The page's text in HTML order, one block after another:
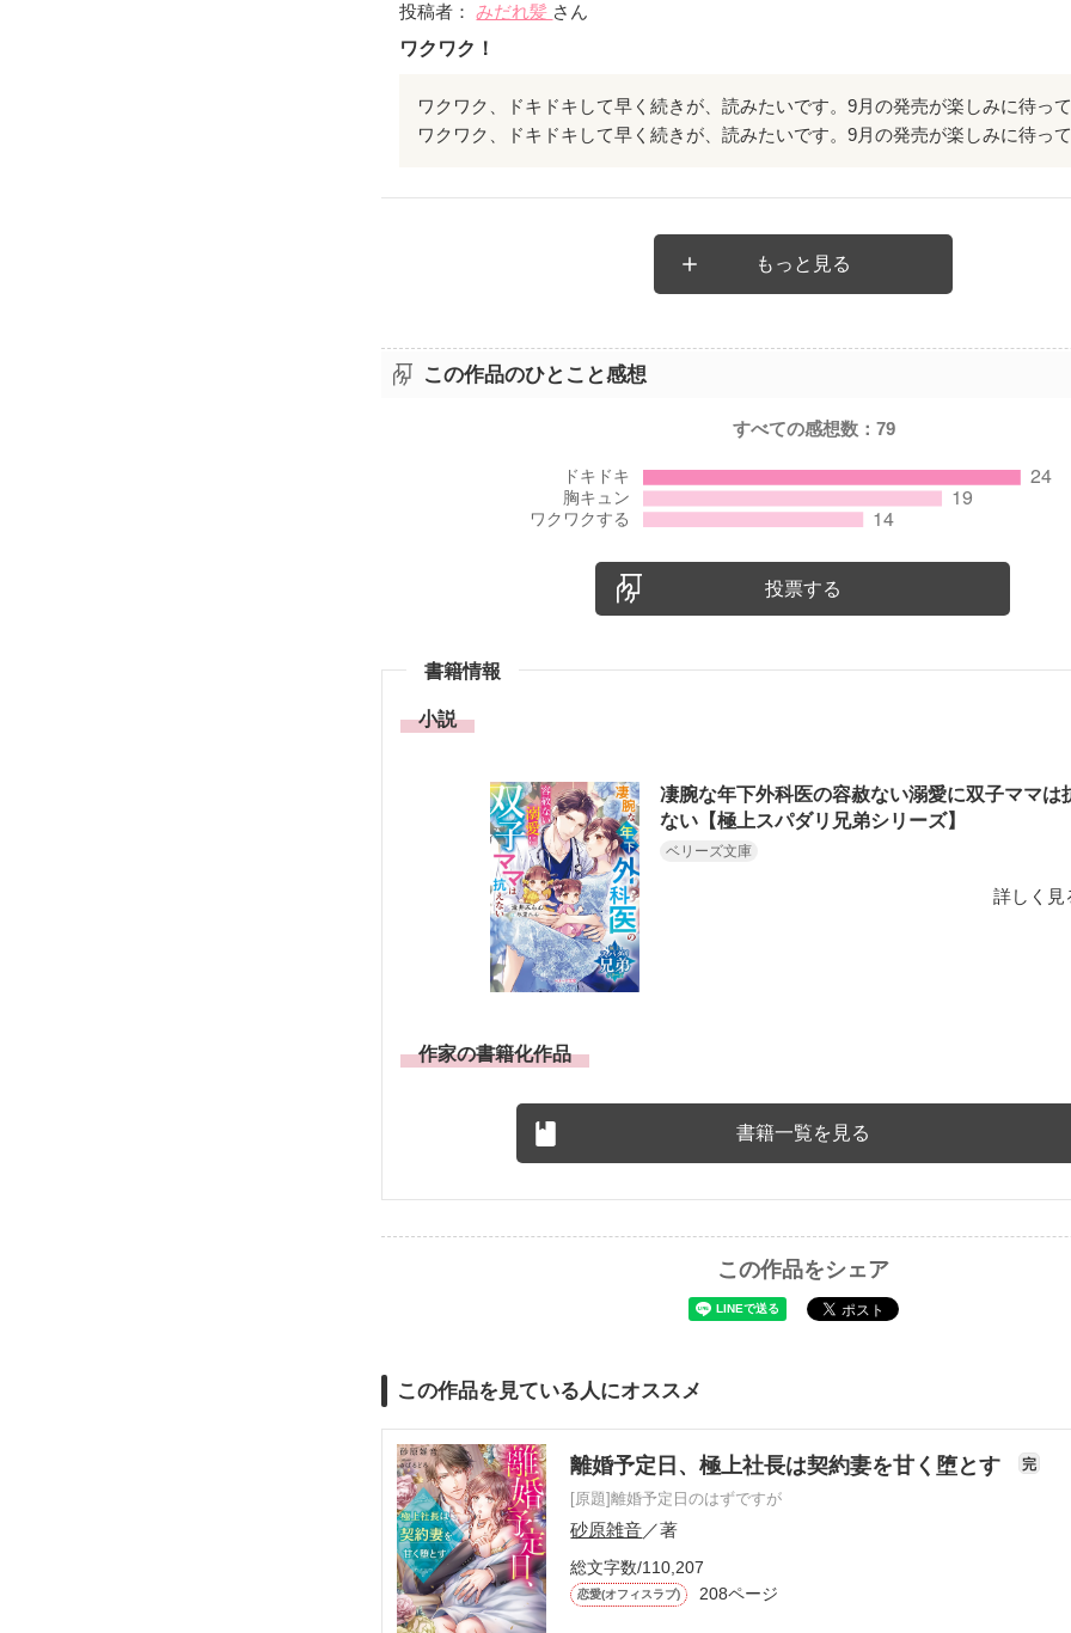
投稿者：みだれ髪 さん
ワクワク！
ワクワク、ドキドキして早く続きが、読みたいです。9月の発売が楽しみに待っ
ワクワク、ドキドキして早く続きが、読みたいです。9月の発売が楽しみに待っ
もっと見る
この作品のひとこと感想
すべての感想数：79
投票する
書籍情報
小説
凄腕な年下外科医の容赦ない溺愛に双子ママは
ない【極上スパダリ兄弟シリーズ】
ベリーズ文庫
詳しく
作家の書籍化作品
書籍一覧を見る
この作品をシェア
この作品を見ている人にオススメ
離婚予定日、極上社長は契約妻を甘く堕とす 完
[原題]離婚予定日のはずですが
砂原雑音／著
総文字数/110,207
恋愛(オフィスラブ) 208ページ